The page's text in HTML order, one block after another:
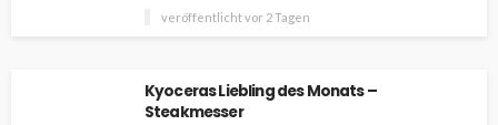
veröffentlicht vor 2 Tagen
Kyoceras Liebling des Monats –
Steakmesser